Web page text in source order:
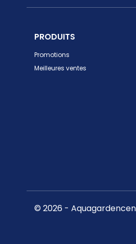
PRODUITS
Promotions
Meilleures ventes
© 2026 -